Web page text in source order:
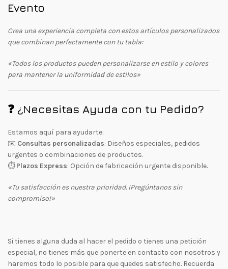
Evento
Crea una experiencia completa con estos artículos personalizados
que combinan perfectamente con tu tabla:
«Todos los productos pueden personalizarse en estilo y colores
para mantener la uniformidad de estilos»
❓ ¿Necesitas Ayuda con tu Pedido?
Estamos aquí para ayudarte:
✉️ Consultas personalizadas: Diseños especiales, pedidos
urgentes o combinaciones de productos.
⏱Plazos Express: Opción de fabricación urgente disponible.
«Tu satisfacción es nuestra prioridad. ¡Pregúntanos sin
compromiso!»
Si tienes alguna duda al hacer el pedido o tienes una petición
especial, no tienes más que ponerte en contacto con nosotros y
haremos todo lo posible para que quedes satisfecho. Recuerda